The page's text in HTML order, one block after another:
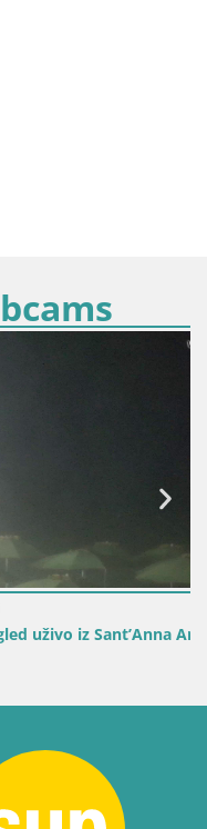
iz Sant’Anna Arresija